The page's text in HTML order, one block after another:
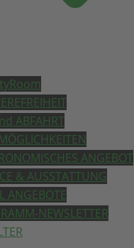
ABFAHRT
ANGEBOT
& AUSSTATTUNG
ANGEBOTE
NEWSLETTER